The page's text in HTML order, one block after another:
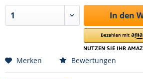
In den
Merken Bewertungen